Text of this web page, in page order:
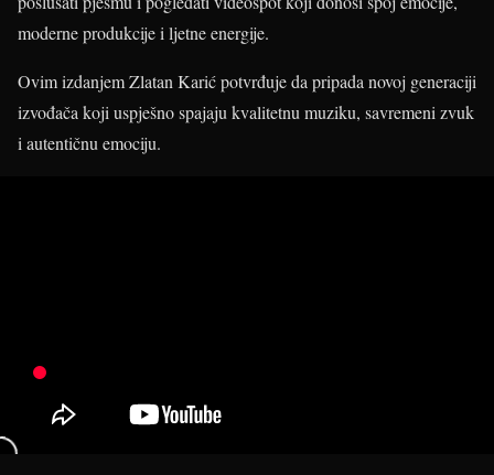
moderne produkcije i ljetne energije.
Ovim izdanjem Zlatan Karić potvrđuje da pripada novoj generaciji
izvođača koji uspješno spajaju kvalitetnu muziku, savremeni zvuk
i autentičnu emociju.